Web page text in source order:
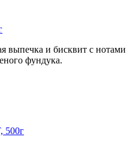
выпечка и бисквит с нотами
фундука.